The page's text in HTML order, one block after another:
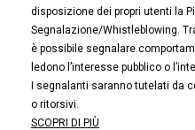
disposizione dei propri utenti la
Segnalazione/Whistleblowing.
è possibile segnalare
ledono l’interesse pubblico o
I segnalanti saranno tutelati da
o ritorsivi.
SCOPRI DI PIÙ